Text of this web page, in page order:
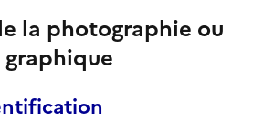
la photographie ou